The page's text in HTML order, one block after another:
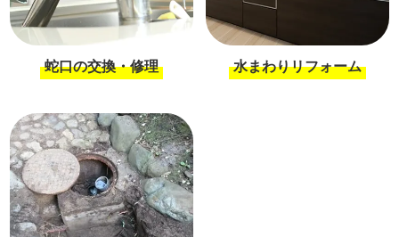
蛇口の交換・修理 水まわりリフォーム